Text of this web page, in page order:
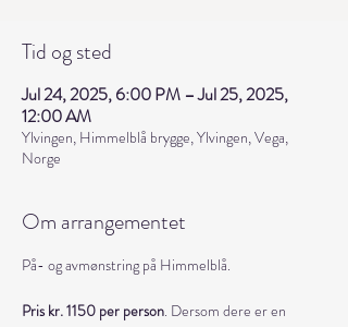
Tid og sted
Jul 24, 2025, 6:00 PM – Jul 25, 2025,
12:00 AM
Ylvingen, Himmelblå brygge, Ylvingen, Vega,
Norge
Om arrangementet
På- og avmønstring på Himmelblå.
Pris kr. 1150 per person. Dersom dere er en